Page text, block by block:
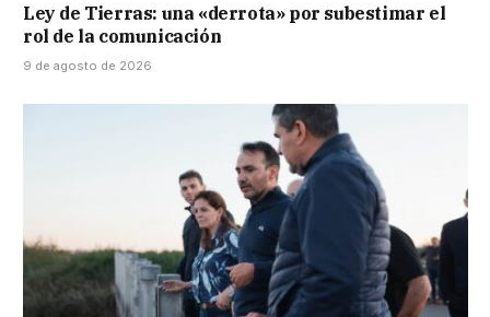
Ley de Tierras: una «derrota» por subestimar el
rol de la comunicación
9 de agosto de 2026